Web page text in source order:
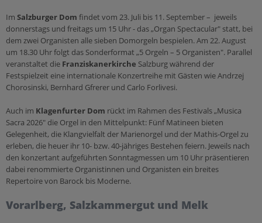
Im Salzburger Dom findet vom 23. Juli bis 11. September – jeweils
donnerstags und freitags um 15 Uhr - das „Organ Spectacular" statt, bei
dem zwei Organisten alle sieben Domorgeln bespielen. Am 22. August
um 18.30 Uhr folgt das Sonderformat „5 Orgeln – 5 Organisten". Parallel
veranstaltet die Franziskanerkirche Salzburg während der
Festspielzeit eine internationale Konzertreihe mit Gästen wie Andrzej
Chorosinski, Bernhard Gfrerer und Carlo Forlivesi.
Auch im Klagenfurter Dom rückt im Rahmen des Festivals „Musica
Sacra 2026" die Orgel in den Mittelpunkt: Fünf Matineen bieten
Gelegenheit, die Klangvielfalt der Marienorgel und der Mathis-Orgel zu
erleben, die heuer ihr 10- bzw. 40-jähriges Bestehen feiern. Jeweils nach
den konzertant aufgeführten Sonntagmessen um 10 Uhr präsentieren
dabei renommierte Organistinnen und Organisten ein breites
Repertoire von Barock bis Moderne.
Vorarlberg, Salzkammergut und Melk